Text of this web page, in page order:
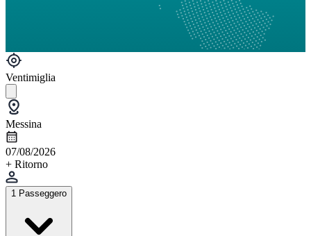
Ventimiglia
Messina
07/08/2026
+ Ritorno
1 Passeggero